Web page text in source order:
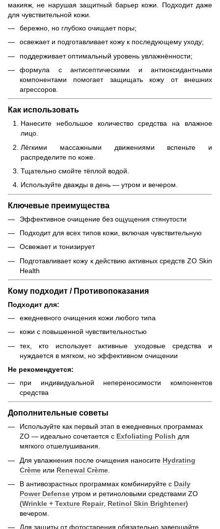
макияж, не нарушая защитный барьер кожи. Подходит даже
для чувствительной кожи.
бережно, но глубоко очищает поры;
освежает и подготавливает кожу к последующему уходу;
поддерживает оптимальный уровень увлажнённости;
формула с антисептическими и антиоксидантными
компонентами помогает защищать кожу от внешних
агрессоров.
Как использовать
Нанесите небольшое количество средства на влажное
лицо.
Лёгкими массажными движениями вспеньте и
распределите по коже.
Тщательно смойте тёплой водой.
Используйте дважды в день — утром и вечером.
Ключевые преимущества
Эффективное очищение без ощущения стянутости
Подходит для всех типов кожи, включая чувствительную
Освежает и тонизирует
Подготавливает кожу к действию активных средств ZO Skin
Health
Кому подходит / Противопоказания
Подходит для:
ежедневного очищения кожи любого типа
кожи с повышенной чувствительностью
тех, кто использует активные уходовые средства и
нуждается в мягком, но эффективном очищении
Не рекомендуется:
при индивидуальной непереносимости компонентов
средства
Дополнительные советы
Используйте как первый этап в ежедневных программах
ZO — идеально сочетается с Exfoliating Polish для
мягкого отшелушивания.
Для увлажнения после очищения наносите Hydrating
Crème или Renewal Crème
В антивозрастных программах комбинируйте с Daily
Power Defense утром и ретиноловыми средствами ZO
(Wrinkle + Texture Repair, Retinol Skin Brightener)
вечером.
Для защиты от фотостарения обязательно завершайте